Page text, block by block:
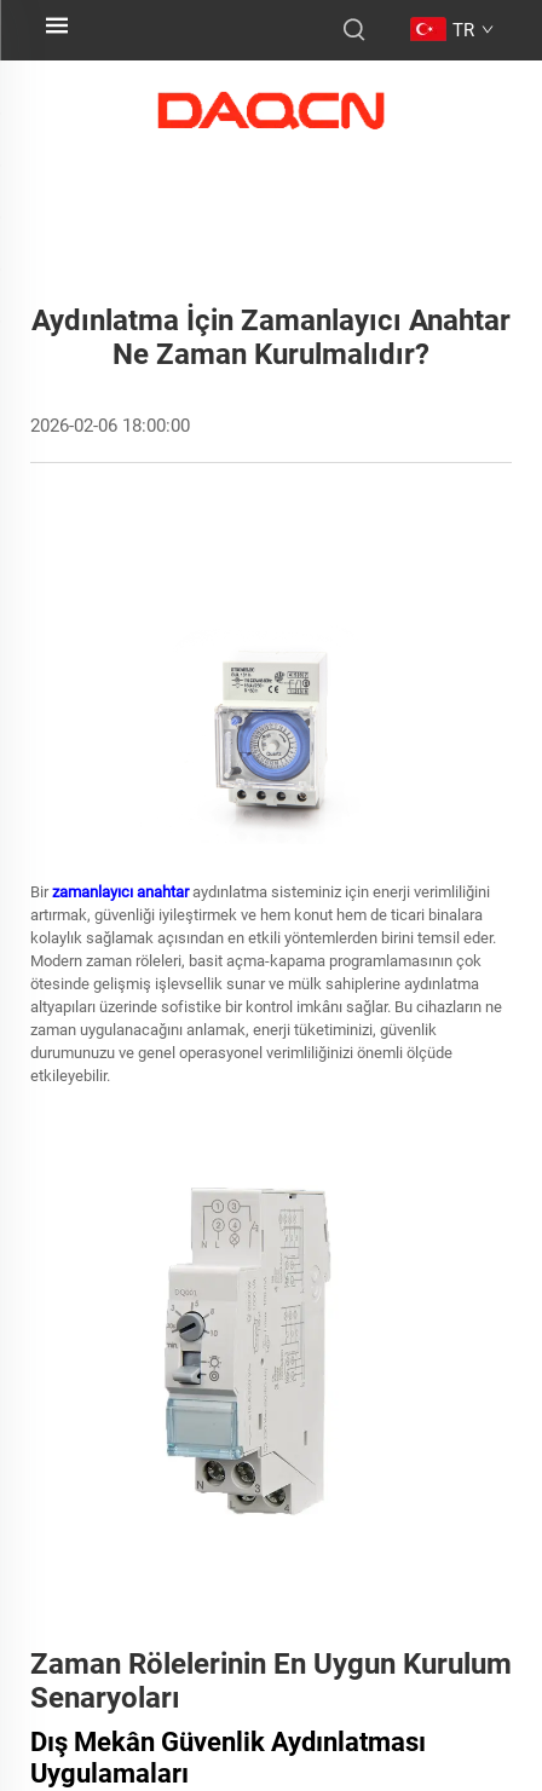
TR
Aydınlatma İçin Zamanlayıcı Anahtar
Ne Zaman Kurulmalıdır?
2026-02-06 18:00:00
Birzamanlayıcı anahtaraydınlatma sisteminiz için enerji verimliliğini
artırmak, güvenliği iyileştirmek ve hem konut hem de ticari binalara
kolaylık sağlamak açısından en etkili yöntemlerden birini temsil eder.
Modern zaman röleleri, basit açma-kapama programlamasının çok
ötesinde gelişmiş işlevsellik sunar ve mülk sahiplerine aydınlatma
altyapıları üzerinde sofistike bir kontrol imkânı sağlar. Bu cihazların ne
zaman uygulanacağını anlamak, enerji tüketiminizi, güvenlik
durumunuzu ve genel operasyonel verimliliğinizi önemli ölçüde
etkileyebilir.
Zaman Rölelerinin En Uygun Kurulum
Senaryoları
Dış Mekân Güvenlik Aydınlatması
Uygulamaları